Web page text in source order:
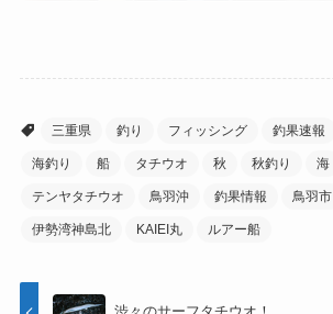
三重県 釣り フィッシング 釣果速報
海釣り 船 タチウオ 秋 秋釣り 海
テンヤタチウオ 鳥羽沖 釣果情報 鳥羽市
伊勢湾神島北 KAIEI丸 ルアー船